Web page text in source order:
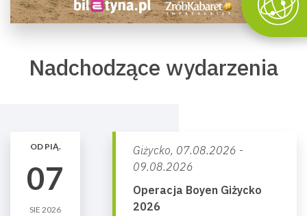
Nadchodzące wydarzenia
OD PIĄ.
07
SIE 2026
Giżycko, 07.08.2026 -
09.08.2026
Operacja Boyen Giżycko
2026